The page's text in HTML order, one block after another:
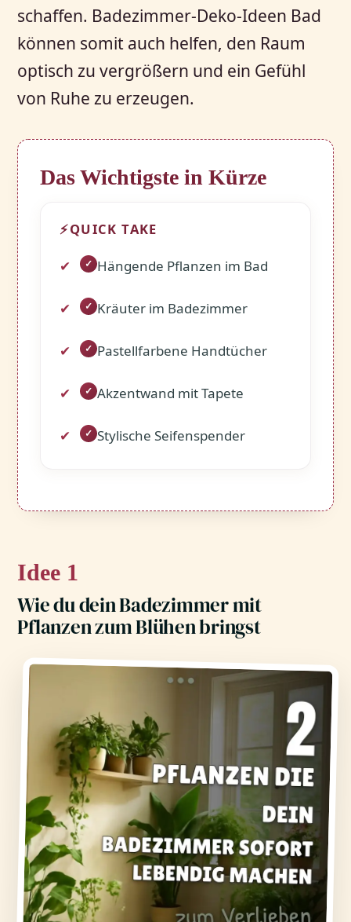
schaffen. Badezimmer-Deko-Ideen Bad
können somit auch helfen, den Raum
optisch zu vergrößern und ein Gefühl
von Ruhe zu erzeugen.
Das Wichtigste in Kürze
⚡QUICK TAKE
✓ Hängende Pflanzen im Bad
✓ Kräuter im Badezimmer
✓ Pastellfarbene Handtücher
✓ Akzentwand mit Tapete
✓ Stylische Seifenspender
1
Wie du dein Badezimmer mit
Pflanzen zum Blühen bringst